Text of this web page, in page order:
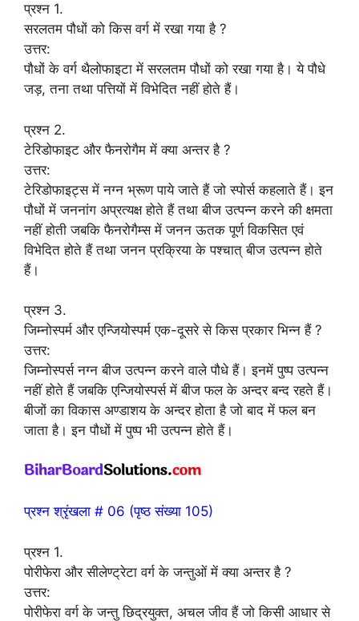
प्रश्न 1.
सरलतम पौधों को किस वर्ग में रखा गया है ?
उत्तर:
पौधों के वर्ग थैलोफाइटा में सरलतम पौधों को रखा गया है। ये पौधे
जड़, तना तथा पत्तियों में विभेदित नहीं होते हैं।
प्रश्न 2.
टेरिडोफाइट और फैनरोगैम में क्या अन्तर है ?
उत्तर:
टेरिडोफाइट्स में नग्न भ्रूण पाये जाते हैं जो स्पोर्स कहलाते हैं। इन
पौधों में जननांग अप्रत्यक्ष होते हैं तथा बीज उत्पन्न करने की क्षमता
नहीं होती जबकि फैनरोगैम्स में जनन ऊतक पूर्ण विकसित एवं
विभेदित होते हैं तथा जनन प्रक्रिया के पश्चात् बीज उत्पन्न होते
हैं।
प्रश्न 3.
जिम्नोस्पर्म और एन्जियोस्पर्म एक-दूसरे से किस प्रकार भिन्न हैं ?
उत्तर:
जिम्नोस्पर्स नग्न बीज उत्पन्न करने वाले पौधे हैं। इनमें पुष्प उत्पन्न
नहीं होते हैं जबकि एन्जियोस्पर्स में बीज फल के अन्दर बन्द रहते हैं।
बीजों का विकास अण्डाशय के अन्दर होता है जो बाद में फल बन
जाता है। इन पौधों में पुष्प भी उत्पन्न होते हैं।
प्रश्न श्रृंखला # 06 (पृष्ठ संख्या 105)
प्रश्न 1.
पोरीफेरा और सीलेण्ट्रेटा वर्ग के जन्तुओं में क्या अन्तर है ?
उत्तर:
पोरीफेरा वर्ग के जन्तु छिद्रयुक्त, अचल जीव हैं जो किसी आधार से